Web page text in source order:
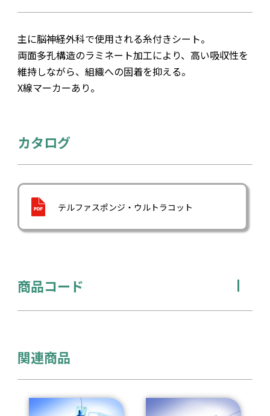
主に脳神経外科で使用される糸付きシート。
両面多孔構造のラミネート加工により、高い吸収性を
維持しながら、組織への固着を抑える。
X線マーカーあり。
カタログ
テルファスポンジ・ウルトラコット
商品コード
関連商品